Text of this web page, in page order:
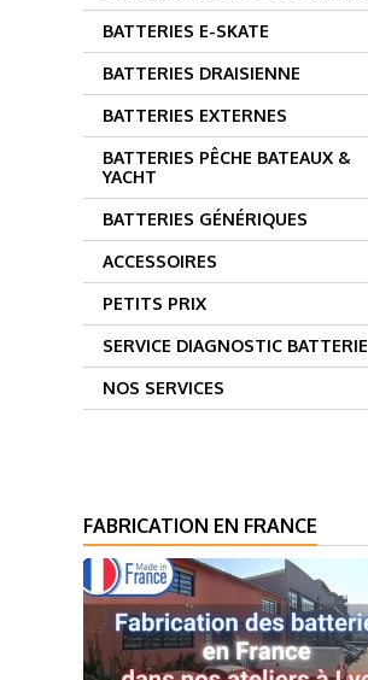
BATTERIES E-SKATE
BATTERIES DRAISIENNE
BATTERIES EXTERNES
BATTERIES PÊCHE BATEAUX &
YACHT
BATTERIES GÉNÉRIQUES
ACCESSOIRES
PETITS PRIX
SERVICE DIAGNOSTIC BATTERIE
NOS SERVICES
FABRICATION EN FRANCE